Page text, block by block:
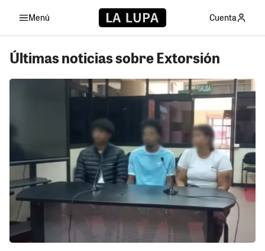
Menú Cuenta
Últimas noticias sobre Extorsión